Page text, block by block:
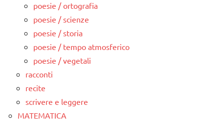
poesie / ortografia
poesie / scienze
poesie / storia
poesie / tempo atmosferico
poesie / vegetali
racconti
recite
scrivere e leggere
MATEMATICA